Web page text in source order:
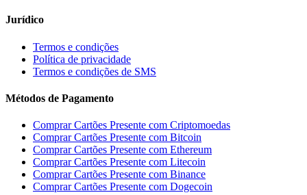
Jurídico
Termos e condições
Política de privacidade
Termos e condições de SMS
Métodos de Pagamento
Comprar Cartões Presente com Criptomoedas
Comprar Cartões Presente com Bitcoin
Comprar Cartões Presente com Ethereum
Comprar Cartões Presente com Litecoin
Comprar Cartões Presente com Binance
Comprar Cartões Presente com Dogecoin